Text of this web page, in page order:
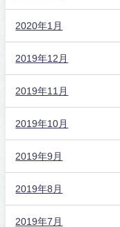
2020年1月
2019年12月
2019年11月
2019年10月
2019年9月
2019年8月
2019年7月